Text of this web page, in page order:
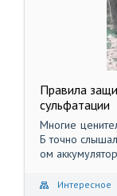
Правила
сульфатации
Многие
Б точно
ом
Интересное